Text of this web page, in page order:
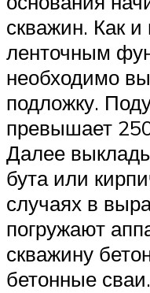
скважин. Как и
ленточным
необходимо
подложку.
превышает
Далее
бута или
случаях в
погружают
скважину
бетонные сваи.